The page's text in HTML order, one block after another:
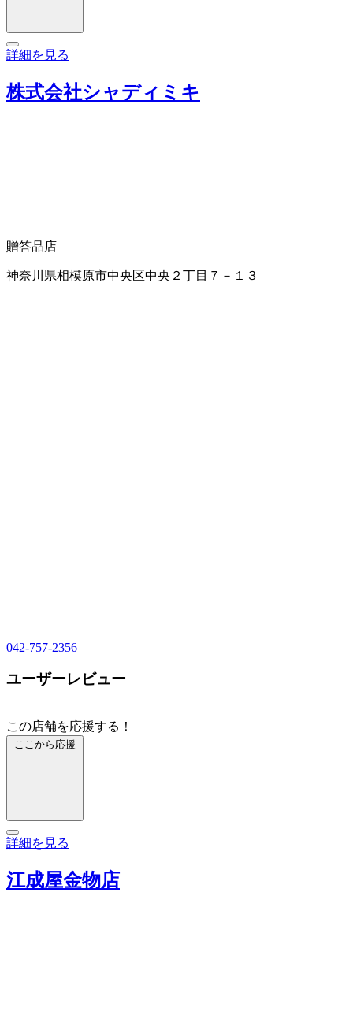
詳細を見る
株式会社シャディミキ
贈答品店
神奈川県相模原市中央区中央２丁目７－１３
042-757-2356
ユーザーレビュー
この店舗を応援する！
ここから応援
詳細を見る
江成屋金物店